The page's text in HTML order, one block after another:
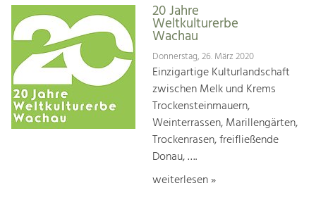
20 Jahre
Weltkulturerbe
Wachau
Donnerstag, 26. März 2020
Einzigartige Kulturlandschaft
zwischen Melk und Krems
Trockensteinmauern,
Weinterrassen, Marillengärten,
Trockenrasen, freifließende
Donau, ….
weiterlesen »